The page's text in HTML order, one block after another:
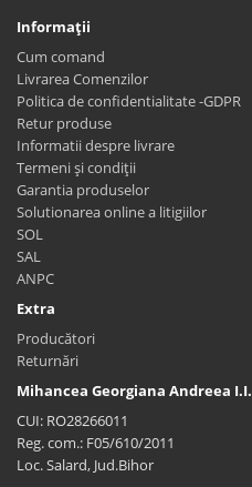
Informaţii
Cum comand
Livrarea Comenzilor
Politica de confidentialitate -GDPR
Retur produse
Informatii despre livrare
Termeni și condiții
Garantia produselor
Solutionarea online a litigiilor
SOL
SAL
ANPC
Extra
Producători
Returnări
Mihancea Georgiana Andreea I.I.
CUI: RO28266011
Reg. com.: F05/610/2011
Loc. Salard, Jud.Bihor